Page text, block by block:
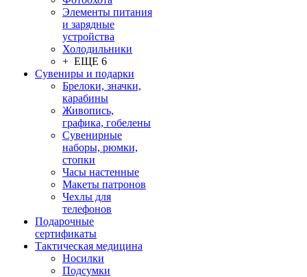
Элементы питания
и зарядные
устройства
Холодильники
+ ЕЩЕ 6
Сувениры и подарки
Брелоки, значки,
карабины
Живопись,
графика, гобелены
Сувенирные
наборы, рюмки,
стопки
Часы настенные
Макеты патронов
Чехлы для
телефонов
Подарочные
сертификаты
Тактическая медицина
Носилки
Подсумки